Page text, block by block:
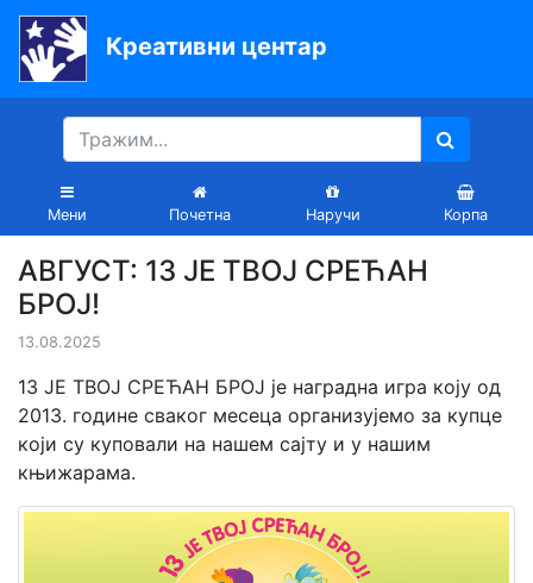
Креативни центар
Мени Почетна Наручи Корпа
Почетна
Књиге
Уџбеници
вртиће
Лектира
Акције
Блог
Latinica
АВГУСТ: 13 ЈЕ ТВОЈ СРЕЋАН
БРОЈ!
13.08.2025
13 ЈЕ ТВОЈ СРЕЋАН БРОЈ је наградна игра коју од
2013. године сваког месеца организујемо за купце
који су куповали на нашем сајту и у нашим
књижарама.